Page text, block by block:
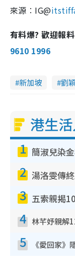
來源︰IG@
有料爆? 歡迎報
9610 1996
新加坡 劉
港生
1
2
3
4
5